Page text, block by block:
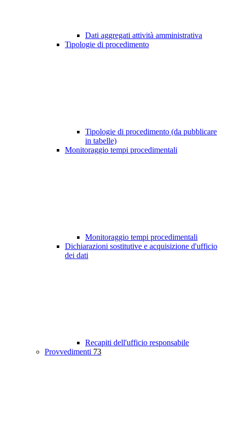
Dati aggregati attività amministrativa
Tipologie di procedimento
Tipologie di procedimento (da pubblicare
in tabelle)
Monitoraggio tempi procedimentali
Monitoraggio tempi procedimentali
Dichiarazioni sostitutive e acquisizione d'ufficio
dei dati
Recapiti dell'ufficio responsabile
Provvedimenti 73